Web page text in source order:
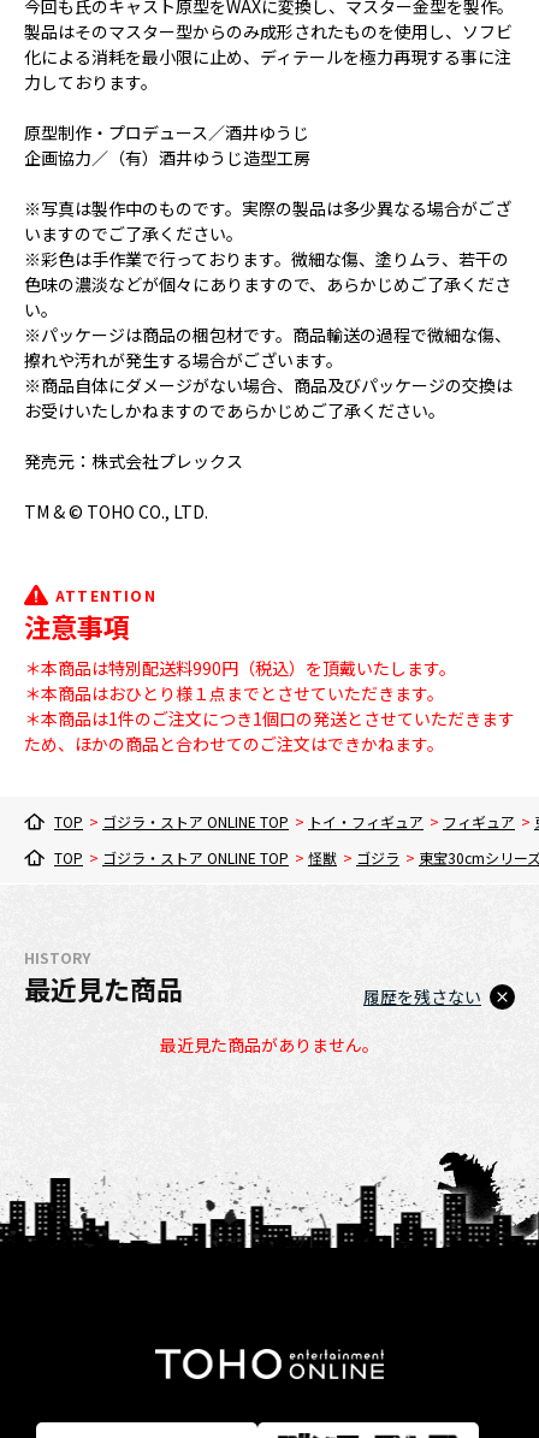
今回も氏のキャスト原型をWAXに変換し、マスター金型を製作。
製品はそのマスター型からのみ成形されたものを使用し、ソフビ
化による消耗を最小限に止め、ディテールを極力再現する事に注
力しております。
原型制作・プロデュース／酒井ゆうじ
企画協力／（有）酒井ゆうじ造型工房
※写真は製作中のものです。実際の製品は多少異なる場合がござ
いますのでご了承ください。
※彩色は手作業で行っております。微細な傷、塗りムラ、若干の
色味の濃淡などが個々にありますので、あらかじめご了承くださ
い。
※パッケージは商品の梱包材です。商品輸送の過程で微細な傷、
擦れや汚れが発生する場合がございます。
※商品自体にダメージがない場合、商品及びパッケージの交換は
お受けいたしかねますのであらかじめご了承ください。
発売元：株式会社プレックス
TM & © TOHO CO., LTD.
ATTENTION
注意事項
＊本商品は特別配送料990円（税込）を頂戴いたします。
＊本商品はおひとり様１点までとさせていただきます。
＊本商品は1件のご注文につき1個口の発送とさせていただきます
ため、ほかの商品と合わせてのご注文はできかねます。
TOP > ゴジラ・ストア ONLINE TOP > トイ・フィギュア > フィギュア >
TOP > ゴジラ・ストア ONLINE TOP > 怪獣 > ゴジラ > 東宝30cmシリー
HISTORY
最近見た商品
最近見た商品がありません。
履歴を残さない